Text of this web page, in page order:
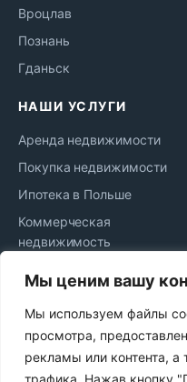
Мы ценим вашу
Мы используем файлы
просмотра,
рекламы или контента, а
трафика. Нажав кнопку
Вроцлав
Познань
Гданьск
НАШИ УСЛУГИ
Аренда недвижимости
Покупка недвижимости
Ипотека в Польше
Коммерческая
недвижимость
сопровождение
Сдача в аренду
Продажа недвижимости
Najem okazjonalny